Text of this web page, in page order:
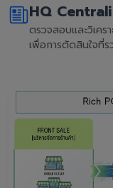
HQ
ตรวจสอบและวิเคร
เพื่อการตัดสินใจที่ร